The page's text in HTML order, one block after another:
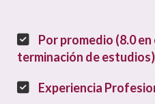
Por promedio (8.0
terminación de estudios)
Experiencia